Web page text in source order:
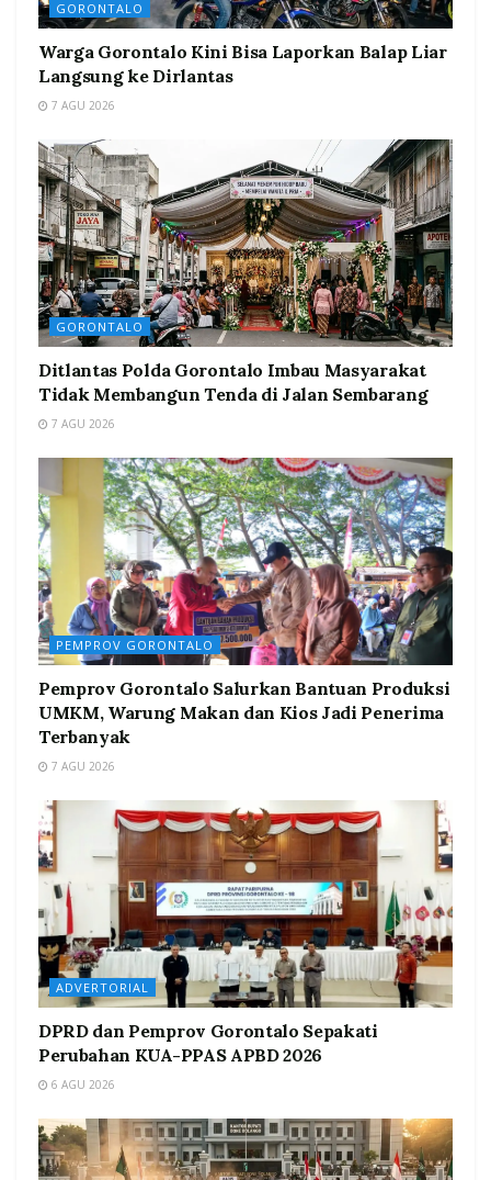
GORONTALO
Warga Gorontalo Kini Bisa Laporkan Balap Liar
Langsung ke Dirlantas
7 AGU 2026
GORONTALO
Ditlantas Polda Gorontalo Imbau Masyarakat
Tidak Membangun Tenda di Jalan Sembarang
7 AGU 2026
PEMPROV GORONTALO
Pemprov Gorontalo Salurkan Bantuan Produksi
UMKM, Warung Makan dan Kios Jadi Penerima
Terbanyak
7 AGU 2026
ADVERTORIAL
DPRD dan Pemprov Gorontalo Sepakati
Perubahan KUA-PPAS APBD 2026
6 AGU 2026